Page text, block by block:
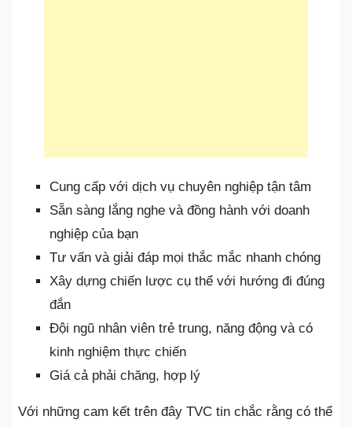
Cung cấp với dịch vụ chuyên nghiệp tận tâm
Sẵn sàng lắng nghe và đồng hành với doanh
nghiệp của bạn
Tư vấn và giải đáp mọi thắc mắc nhanh chóng
Xây dựng chiến lược cụ thể với hướng đi đúng
đắn
Đội ngũ nhân viên trẻ trung, năng động và có
kinh nghiệm thực chiến
Giá cả phải chăng, hợp lý
Với những cam kết trên đây TVC tin chắc rằng có thể